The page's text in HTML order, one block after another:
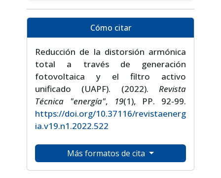
Cómo citar
Reducción de la distorsión armónica
total a través de generación
fotovoltaica y el filtro activo
unificado (UAPF). (2022). Revista
Técnica "energía", 19(1), PP. 92-99.
https://doi.org/10.37116/revistaenerg
ia.v19.n1.2022.522
Más formatos de cita